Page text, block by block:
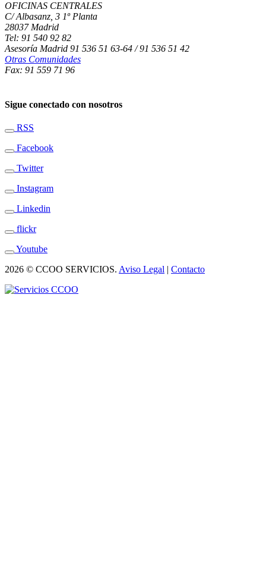
OFICINAS CENTRALES
C/ Albasanz, 3 1º Planta
28037 Madrid
Tel: 91 540 92 82
Asesoría Madrid 91 536 51 63-64 / 91 536 51 42
Otras Comunidades
Fax: 91 559 71 96
Sigue conectado con nosotros
RSS
Facebook
Twitter
Instagram
Linkedin
flickr
Youtube
2026 © CCOO SERVICIOS. Aviso Legal | Contacto